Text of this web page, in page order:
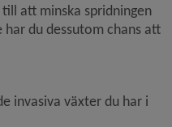
att minska spridningen
har du dessutom chans att
invasiva växter du har i